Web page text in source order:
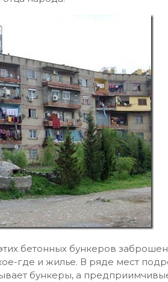
бетонных бункеров
где и жилье. В ряде мест
бункеры, а